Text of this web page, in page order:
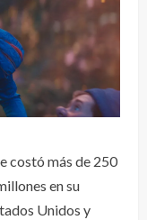
costó más de 250
en su
Unidos y